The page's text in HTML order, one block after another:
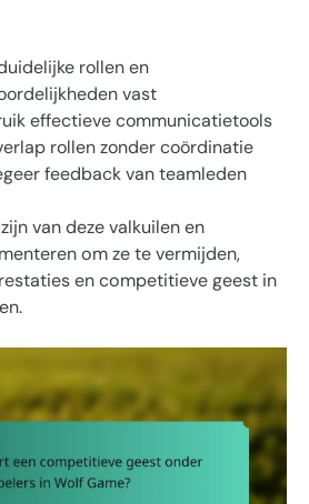
rollen en
vast
effectieve communicatietools
rollen zonder coördinatie
feedback van teamleden
van deze valkuilen en
om ze te vermijden,
en competitieve geest in